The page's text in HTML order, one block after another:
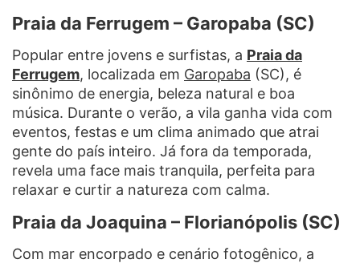
Praia da Ferrugem – Garopaba (SC)
Popular entre jovens e surfistas, a Praia da
Ferrugem, localizada em Garopaba (SC), é
sinônimo de energia, beleza natural e boa
música. Durante o verão, a vila ganha vida com
eventos, festas e um clima animado que atrai
gente do país inteiro. Já fora da temporada,
revela uma face mais tranquila, perfeita para
relaxar e curtir a natureza com calma.
Praia da Joaquina – Florianópolis (SC)
Com mar encorpado e cenário fotogênico, a